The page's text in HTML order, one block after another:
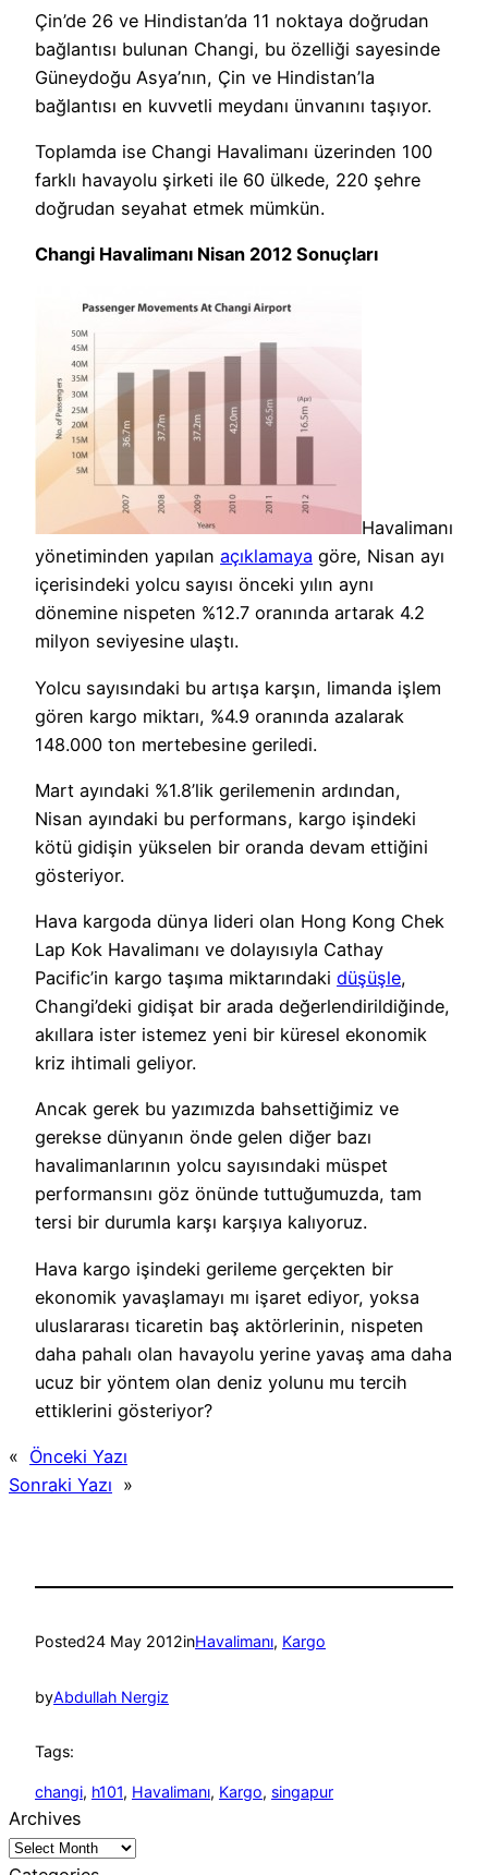
Çin’de 26 ve Hindistan’da 11 noktaya doğrudan
bağlantısı bulunan Changi, bu özelliği sayesinde
Güneydoğu Asya’nın, Çin ve Hindistan’la
bağlantısı en kuvvetli meydanı ünvanını taşıyor.
Toplamda ise Changi Havalimanı üzerinden 100
farklı havayolu şirketi ile 60 ülkede, 220 şehre
doğrudan seyahat etmek mümkün.
Changi Havalimanı Nisan 2012 Sonuçları
Havalimanı
yönetiminden yapılan açıklamaya göre, Nisan ayı
içerisindeki yolcu sayısı önceki yılın aynı
dönemine nispeten %12.7 oranında artarak 4.2
milyon seviyesine ulaştı.
Yolcu sayısındaki bu artışa karşın, limanda işlem
gören kargo miktarı, %4.9 oranında azalarak
148.000 ton mertebesine geriledi.
Mart ayındaki %1.8’lik gerilemenin ardından,
Nisan ayındaki bu performans, kargo işindeki
kötü gidişin yükselen bir oranda devam ettiğini
gösteriyor.
Hava kargoda dünya lideri olan Hong Kong Chek
Lap Kok Havalimanı ve dolayısıyla Cathay
Pacific’in kargo taşıma miktarındaki düşüşle,
Changi’deki gidişat bir arada değerlendirildiğinde,
akıllara ister istemez yeni bir küresel ekonomik
kriz ihtimali geliyor.
Ancak gerek bu yazımızda bahsettiğimiz ve
gerekse dünyanın önde gelen diğer bazı
havalimanlarının yolcu sayısındaki müspet
performansını göz önünde tuttuğumuzda, tam
tersi bir durumla karşı karşıya kalıyoruz.
Hava kargo işindeki gerileme gerçekten bir
ekonomik yavaşlamayı mı işaret ediyor, yoksa
uluslararası ticaretin baş aktörlerinin, nispeten
daha pahalı olan havayolu yerine yavaş ama daha
ucuz bir yöntem olan deniz yolunu mu tercih
ettiklerini gösteriyor?
« Önceki Yazı
Sonraki Yazı »
Posted24 May 2012inHavalimanı, Kargo
byAbdullah Nergiz
Tags:
changi, h101, Havalimanı, Kargo, singapur
Archives